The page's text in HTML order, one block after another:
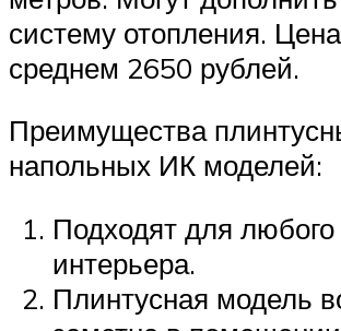
систему отопления.
среднем 2650 рублей.
Преимущества
напольных ИК моделей:
Подходят для любого
интерьера.
Плинтусная модель